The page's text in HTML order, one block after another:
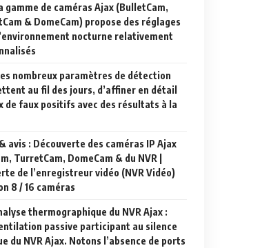
gamme de caméras Ajax (BulletCam,
& DomeCam) propose des réglages
nocturne relativement
nombreux paramètres de détection
au fil des jours, d’affiner en détail
de faux positifs avec des résultats à la
avis : Découverte des caméras IP Ajax
TurretCam, DomeCam & du NVR |
de l’enregistreur vidéo (NVR Vidéo)
8 / 16 caméras
thermographique du NVR Ajax :
passive participant au silence
du NVR Ajax. Notons l’absence de ports